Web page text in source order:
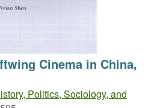
Cinema in China,
Politics, Sociology, and